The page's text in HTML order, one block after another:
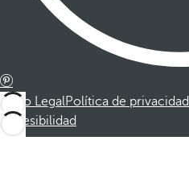
Aviso LegalPolítica de privacidad
Accesibilidad